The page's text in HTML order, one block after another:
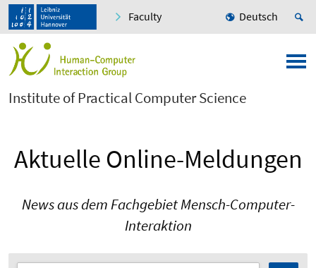
Faculty Deutsch
Institute of Practical Computer Science
Aktuelle Online-Meldungen
News aus dem Fachgebiet Mensch-Computer-
Interaktion